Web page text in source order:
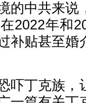
的中共来说
2022年和
补贴甚至婚
吓丁克族，